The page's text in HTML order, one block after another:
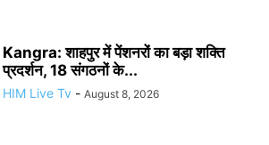
Kangra: शाहपुर में पेंशनरों का बड़ा शक्ति
प्रदर्शन, 18 संगठनों के...
HIM Live Tv - August 8, 2026